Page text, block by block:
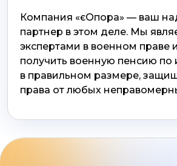
Компания «єОпора» — ваш
партнер в этом деле. Мы
экспертами в военном праве
получить военную пенсию по
в правильном размере,
права от любых